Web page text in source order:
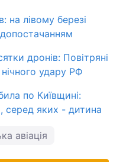
на лівому березі
дронів: Повітряні
удару РФ
по Київщині:
серед яких - дитина
авіація